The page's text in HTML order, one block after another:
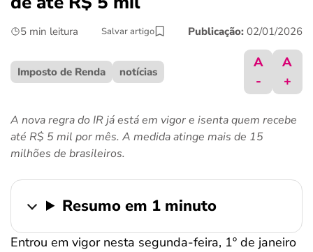
últimas notícias
5 min leitura Salvar artigo Publicação: 02/01/2026
Imposto de Renda notícias
A
-
A
+
A nova regra do IR já está em vigor e isenta quem recebe
até R$ 5 mil por mês. A medida atinge mais de 15
milhões de brasileiros.
Resumo em 1 minuto
Entrou em vigor nesta segunda-feira, 1º de janeiro